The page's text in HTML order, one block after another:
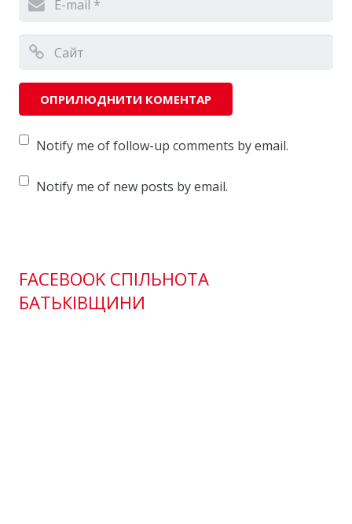
Notify me of follow-up comments by email.
Notify me of new posts by email.
FACEBOOK СПІЛЬНОТА
БАТЬКІВЩИНИ